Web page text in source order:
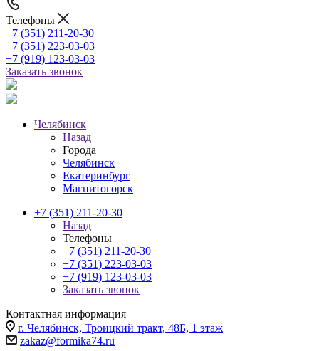
Телефоны
+7 (351) 211-20-30
+7 (351) 223-03-03
+7 (919) 123-03-03
Заказать звонок
Челябинск
Назад
Города
Челябинск
Екатеринбург
Магнитогорск
+7 (351) 211-20-30
Назад
Телефоны
+7 (351) 211-20-30
+7 (351) 223-03-03
+7 (919) 123-03-03
Заказать звонок
Контактная информация
г. Челябинск, Троицкий тракт, 48Б, 1 этаж
zakaz@formika74.ru